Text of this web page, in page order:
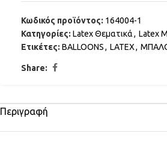
Κωδικός προϊόντος: 164004-1
Κατηγορίες: Latex Θεματικά, Latex
Ετικέτες: BALLOONS, LATEX,
Share:
Περιγραφή